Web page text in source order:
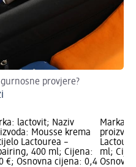
provjere?
lactovit; Naziv
Mousse krema
Lactourea –
400 ml; Cijena:
€; Osnovna cijena: 0,4
Marka:
ml;